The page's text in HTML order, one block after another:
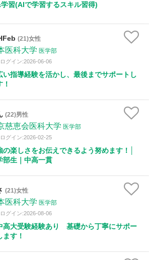
習(AIで学習するスキル習得)
(21)女性
医科大学 医学部
グイン:2026-06-06
い指導経験を活かし、最後までサポートし
！
(22)男性
慈恵会医科大学 医学部
グイン:2026-02-25
の楽しさをお伝えできるよう努めます！│
部生｜中高一貫
(21)女性
医科大学 医学部
グイン:2026-08-06
高大受験経験あり 基礎から丁寧にサポー
ます！